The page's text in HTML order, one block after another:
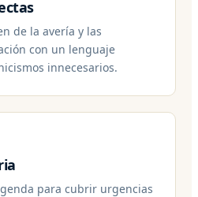
de la avería y las
con un lenguaje
innecesarios.
para cubrir urgencias